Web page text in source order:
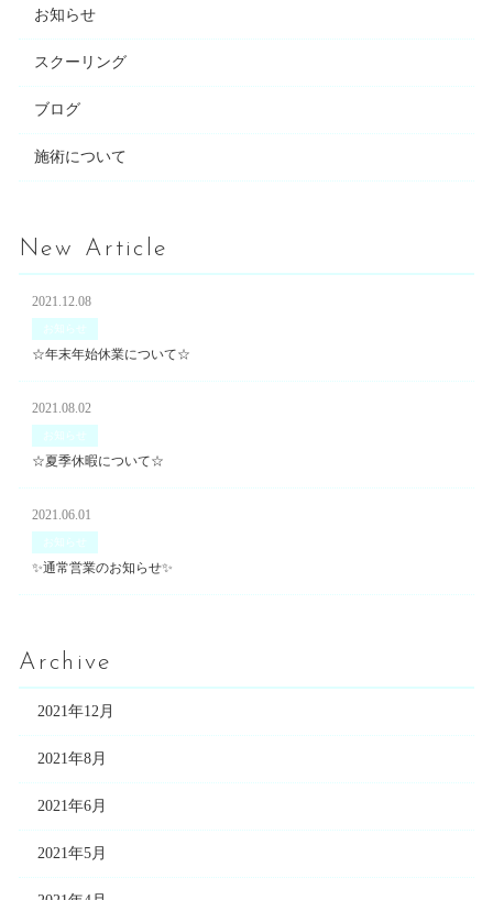
お知らせ
スクーリング
ブログ
施術について
New Article
2021.12.08
お知らせ
☆年末年始休業について☆
2021.08.02
お知らせ
☆夏季休暇について☆
2021.06.01
お知らせ
✨通常営業のお知らせ✨
Archive
2021年12月
2021年8月
2021年6月
2021年5月